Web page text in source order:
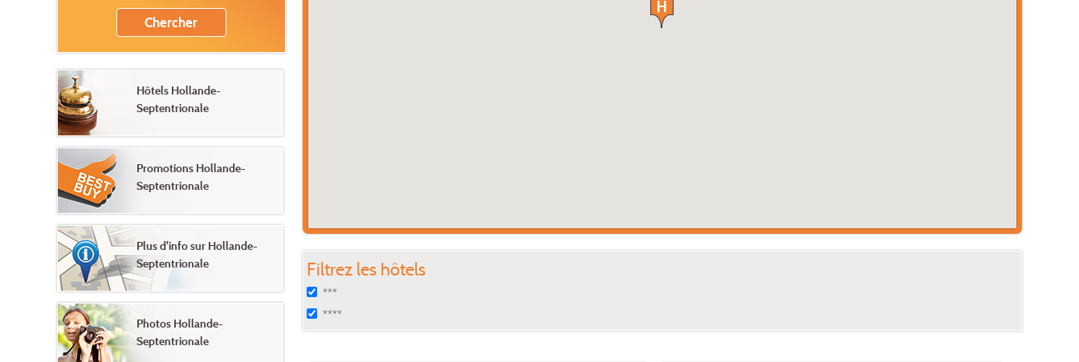
Filtrez les hôtels
***
****
Hôtels Hollande-
Septentrionale
Promotions Hollande-
Septentrionale
Plus d'info sur Hollande-
Septentrionale
Photos Hollande-
Septentrionale